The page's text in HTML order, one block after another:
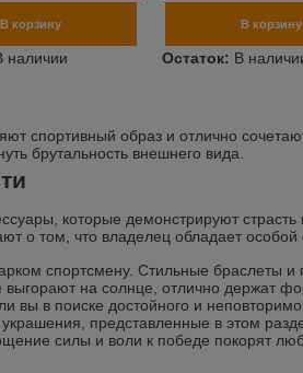
спортивный образ и отлично
брутальность внешнего вида.
которые демонстрируют
о том, что владелец обладает особой
спортсмену. Стильные браслеты и
на солнце, отлично держат
вы в поиске достойного и
представленные в этом
силы и воли к победе покорят